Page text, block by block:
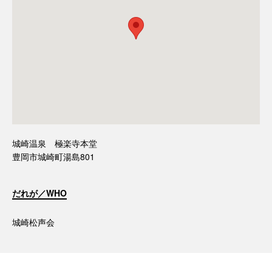
城崎温泉 極楽寺本堂
豊岡市城崎町湯島801
だれが／WHO
城崎松声会